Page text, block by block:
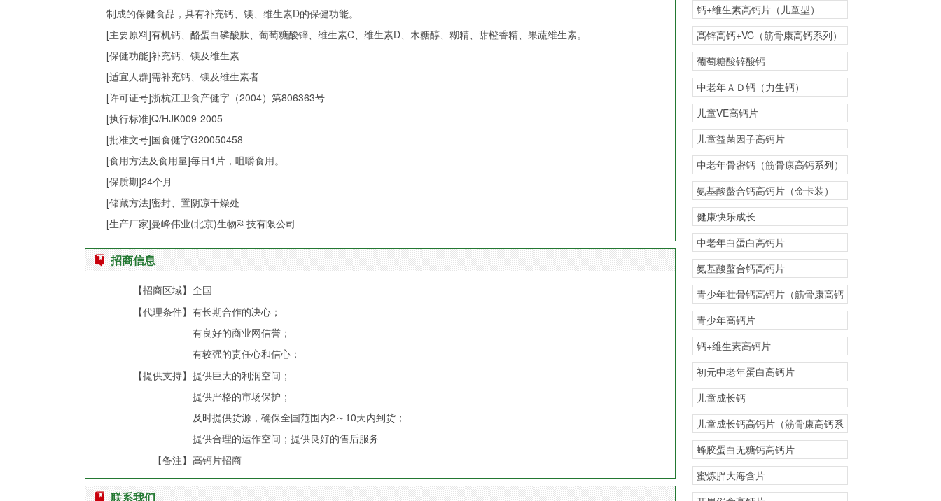
制成的保健食品，具有补充钙、镁、维生素D的保健功能。
[主要原料]有机钙、酪蛋白磷酸肽、葡萄糖酸锌、维生素C、维生素D、木糖醇、糊精、甜橙香精、果蔬维生素。
[保健功能]补充钙、镁及维生素
[适宜人群]需补充钙、镁及维生素者
[许可证号]浙杭江卫食产健字（2004）第806363号
[执行标准]Q/HJK009-2005
[批准文号]国食健字G20050458
[食用方法及食用量]每日1片，咀嚼食用。
[保质期]24个月
[储藏方法]密封、置阴凉干燥处
[生产厂家]曼峰伟业(北京)生物科技有限公司
招商信息
【招商区域】 全国
【代理条件】 有长期合作的决心；
有良好的商业网信誉；
有较强的责任心和信心；
【提供支持】 提供巨大的利润空间；
提供严格的市场保护；
及时提供货源，确保全国范围内2～10天内到货；
提供合理的运作空间；提供良好的售后服务
【备注】 高钙片招商
联系我们
钙+维生素高钙片（儿童型）
髙锌高钙+VC（筋骨康高钙系列）
葡萄糖酸锌酸钙
中老年ＡＤ钙（力生钙）
儿童VE高钙片
儿童益菌因子高钙片
中老年骨密钙（筋骨康高钙系列）
氨基酸螯合钙高钙片（金卡装）
健康快乐成长
中老年白蛋白高钙片
氨基酸螯合钙高钙片
青少年壮骨钙高钙片（筋骨康高钙
系列）
青少年高钙片
钙+维生素高钙片
初元中老年蛋白高钙片
儿童成长钙
儿童成长钙高钙片（筋骨康高钙系
列）
蜂胶蛋白无糖钙高钙片
蜜炼胖大海含片